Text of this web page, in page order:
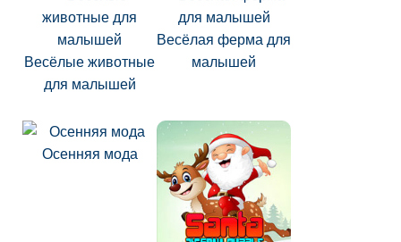
Весёлые животные
для малышей
Весёлая ферма для
малышей
Осенняя мода